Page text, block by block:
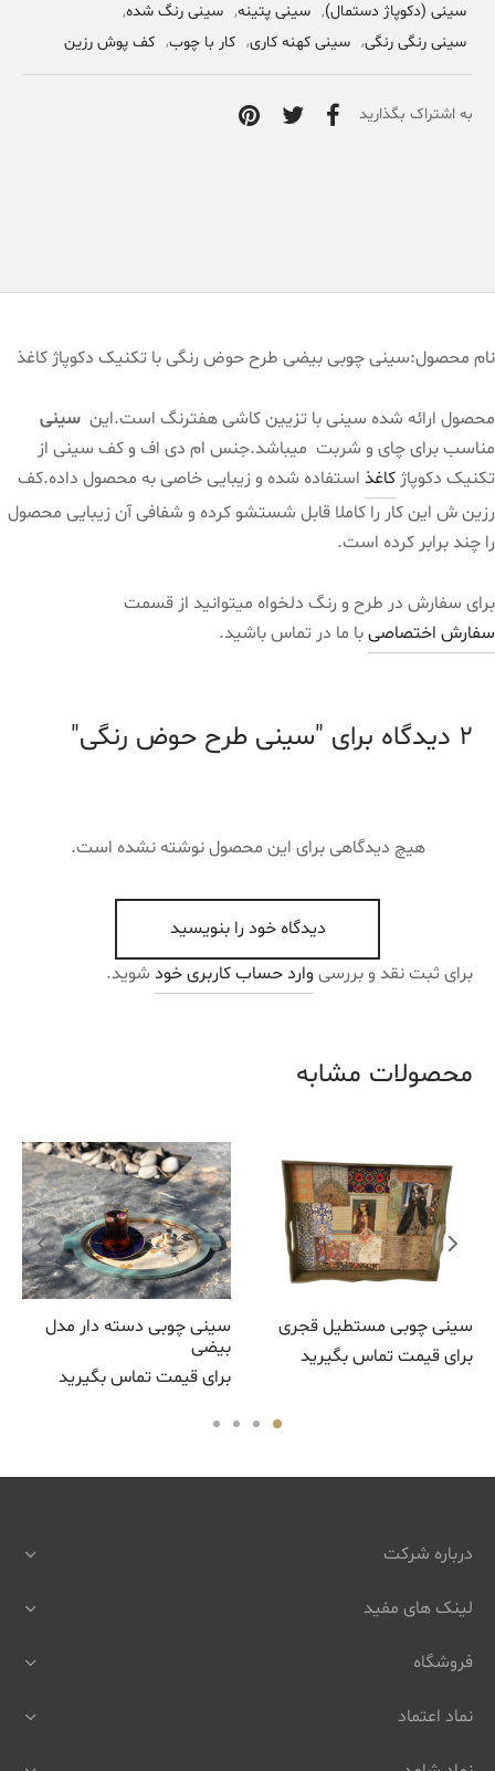
سینی (دکوپاژ دستمال), سینی پتینه, سینی رنگ شده,
سینی رنگی رنگی, سینی کهنه کاری, کار با چوب, کف پوش رزین
به اشتراک بگذارید
نام محصول:سینی چوبی بیضی طرح حوض رنگی با تکنیک دکوپاژ کاغذ
محصول ارائه شده سینی با تزیین کاشی هفترنگ است.این سینی
مناسب برای چای و شربت میباشد.جنس ام دی اف و کف سینی از
تکنیک دکوپاژ کاغذ استفاده شده و زیبایی خاصی به محصول داده.کف
رزین ش این کار را کاملا قابل شستشو کرده و شفافی آن زیبایی محصول
را چند برابر کرده است.
برای سفارش در طرح و رنگ دلخواه میتوانید از قسمت
سفارش اختصاصیبا ما در تماس باشید.
2 دیدگاه برای سینی طرح حوض رنگی
هیچ دیدگاهی برای این محصول نوشته نشده است.
دیدگاه خود را بنویسید
برای ثبت نقد و بررسی وارد حساب کاربری خود شوید.
محصولات مشابه
سینی چوبی مستطیل قجری
برای قیمت تماس بگیرید
سینی چوبی دسته دار مدل
بیضی
برای قیمت تماس بگیرید
نماد اعتماد
لینک های مفید
فروشگاه
درباره شرکت